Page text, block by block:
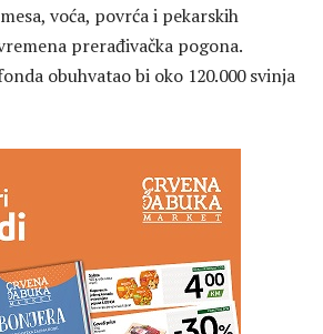
voća, povrća i pekarskih
prerađivačka pogona.
obuhvatao bi oko 120.000 svinja